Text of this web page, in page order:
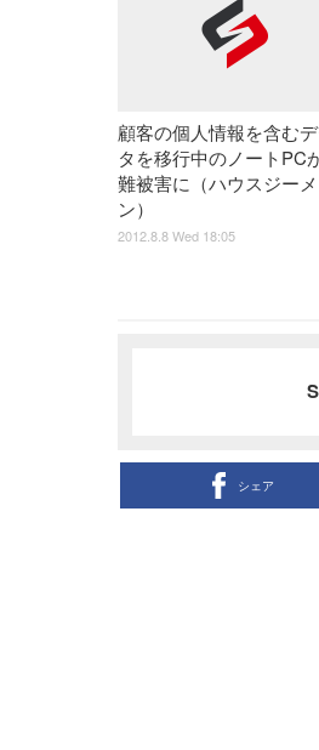
顧客の個人情報を含む
タを移行中のノートPC
難被害に（ハウスジーメ
ン）
2012.8.8 Wed 18:05
シェア